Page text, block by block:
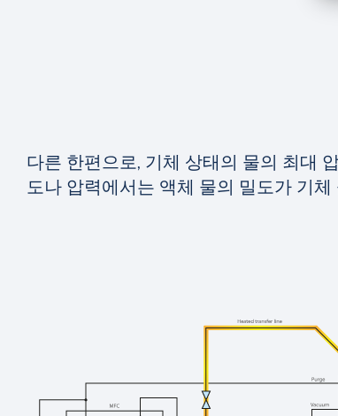
다른 한편으로, 기체 상태의 물의 최대
도나 압력에서는 액체 물의 밀도가 기